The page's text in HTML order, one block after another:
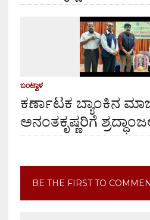
ಬಂಟ್ವಾಳ
ಕರ್ಣಾಟಕ ಬ್ಯಾಂಕಿನ
ಅನಂತಕೃಷ್ಣರಿಗೆ
BE THE FIRST TO